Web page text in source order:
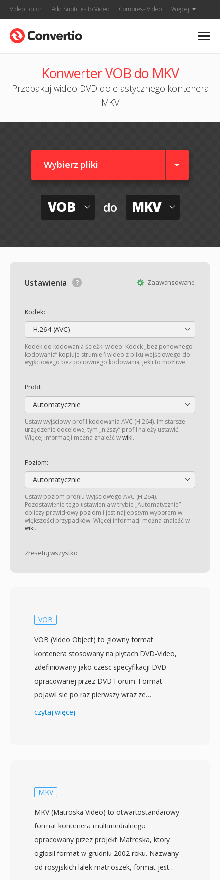
Video Editor Add Subtitles to Video Compress Video Więcej
Konwerter VOB do MKV
Przepakuj wideo DVD do elastycznego kontenera
MKV
Wybierz pliki
VOB do MKV
Zaawansowane
Ustawienia
Kodek:
H.264 (AVC)
Kodek do kodowania ścieżki wideo. Kodek „bez ponownego
kodowania” kopiuje strumień wideo z pliku wejściowego do
wyjściowego bez ponownego kodowania, jeśli to możliwe.
Profil:
Automatycznie
Ustaw wyjściowy profil kodowania AVC (H.264). Im starsze
urządzenie docelowe, tym „niższy” profil należy ustawić.
Więcej informacji można znaleźć wwiki.
Poziom:
Automatycznie
Ustaw poziom profilu wyjściowego AVC (H.264).
Pozostawienie tego ustawienia w trybie „Automatycznie”
obliczy prawidłowy poziom i jest najlepszym wyborem w
większości przypadków. Więcej informacji można znaleźć w
wiki.
Zresetuj wszystko
VOB
VOB (Video Object) to glowny format
kontenera stosowany na plytach DVD-Video,
zdefiniowany jako czesc specyfikacji DVD
opracowanej przez DVD Forum. Format
pojawil sie po raz pierwszy wraz ze
standardem DVD sfinalizowanym we wrzesniu
formatach AC-3 (Dolby Digital), DTS, MPEG-1
przenossa rowniez strumienie napisow DVD
jako nakladki bitmapowe, dane nawigacyjne do
interakcji z menu i informacje o punktach
rozdzialow. Pliki rezyduja w katalogu VIDEO_TS
na plycie DVD, z konwencjami nazewnictwa
czytaj więcej
MKV
MKV (Matroska Video) to otwartostandarowy
format kontenera multimedialnego
opracowany przez projekt Matroska, ktory
oglosil format w grudniu 2002 roku. Nazwany
od rosyjskich lalek matrioszek, format jest